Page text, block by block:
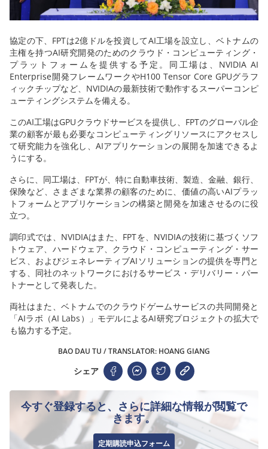
協定の下、FPTは2億ドルを投資してAI工場を設立し、ベトナムの
主権を持つAI研究開発のためのクラウド・コンピューティング・
プラットフォームを提供する予定。同工場は、NVIDIA AI
Enterprise開発フレームワークやH100 Tensor Core GPUグラフ
ィックチップなど、NVIDIAの最新技術で動作するスーパーコンピ
ューティングシステムを備える。
このAI工場はGPUクラウドサービスを提供し、FPTのグローバル企
業の顧客が最も必要なコンピューティングリソースにアクセスし
て研究能力を強化し、AIアプリケーションの展開を加速できるよ
うにする。
さらに、同工場は、FPTが、特に自動車技術、製造、金融、銀行、
保険など、さまざまな業界の顧客のために、価値の高いAIプラッ
トフォームとアプリケーションの構築と開発を加速させるのに役
立つ。
調印式では、NVIDIAはまた、FPTを、NVIDIAの技術に基づくソフ
トウェア、ハードウェア、クラウド・コンピューティング・サー
ビス、およびジェネレーティブAIソリューションの提供を専門と
する、同社のネットワークにおけるサービス・デリバリー・パー
トナーとして発表した。
両社はまた、ベトナムでのクラウドゲームサービスの共同開発と
「AIラボ（AI Labs）」モデルによるAI研究プロジェクトの拡大で
も協力する予定。
BAO DAU TU / TRANSLATOR: HOANG GIANG
シェア
今すぐ登録すると、さらに詳細な情報が閲覧で
きます。
定期購読申込フォーム